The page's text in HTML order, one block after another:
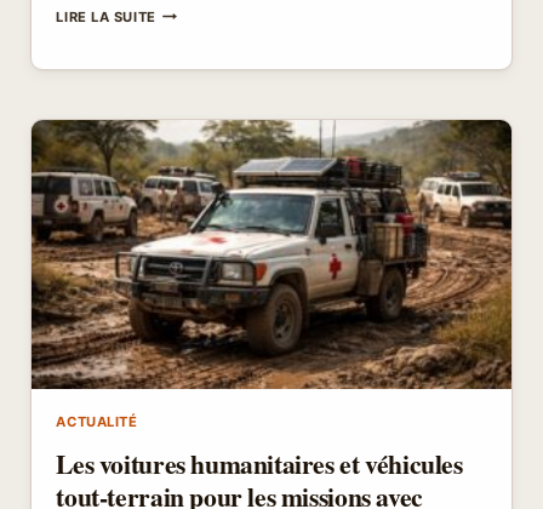
LIRE LA SUITELIVRES
MONDE
OFFRIR
AVEC
ESSAIS
AMNESTY
INTERNATIONAL
ACTUALITÉ
Les voitures humanitaires et véhicules
tout-terrain pour les missions avec